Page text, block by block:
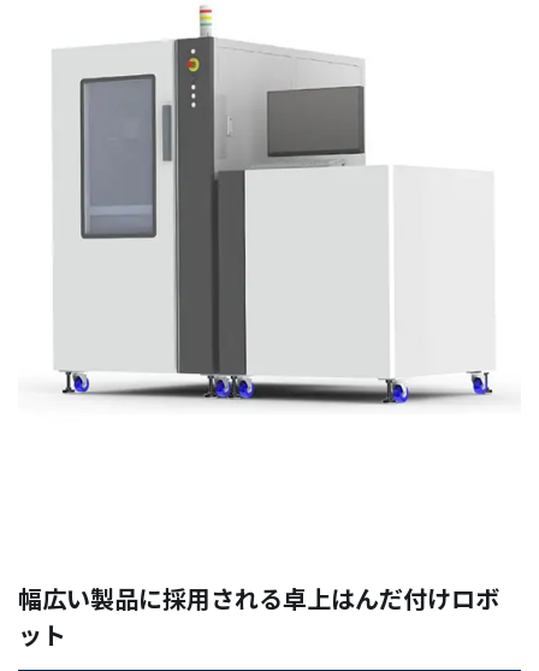
幅広い製品に採用される卓上はんだ付けロボ
ット